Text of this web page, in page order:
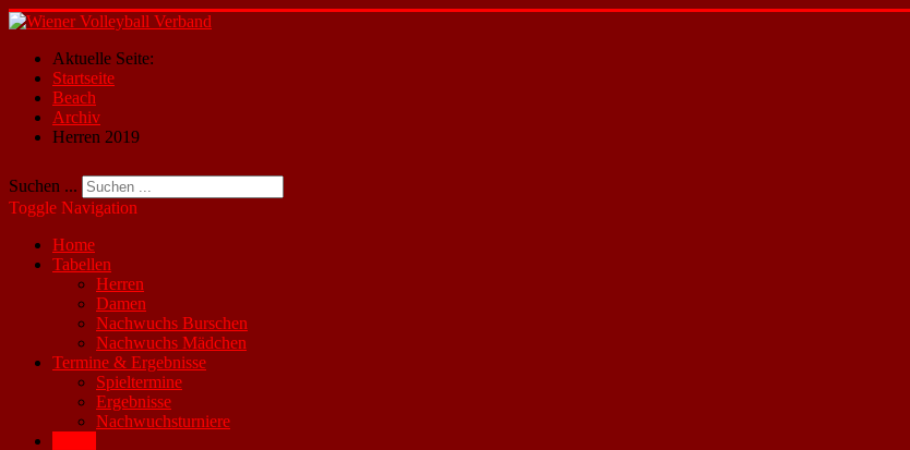
Aktuelle Seite:
Startseite
Beach
Archiv
Herren 2019
Suchen ...
Toggle Navigation
Home
Tabellen
Herren
Damen
Nachwuchs Burschen
Nachwuchs Mädchen
Termine & Ergebnisse
Spieltermine
Ergebnisse
Nachwuchsturniere